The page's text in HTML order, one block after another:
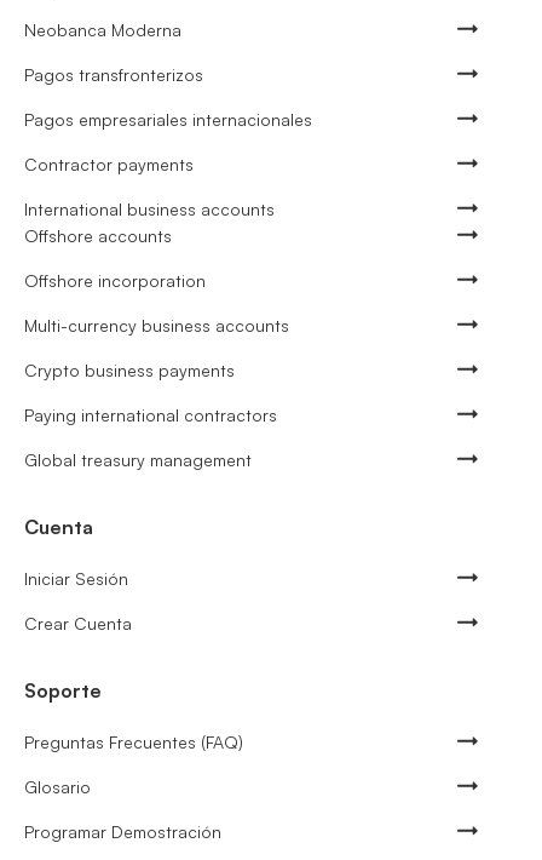
Neobanca Moderna
Pagos transfronterizos
Pagos empresariales internacionales
Contractor payments
International business accounts
Offshore accounts
Offshore incorporation
Multi-currency business accounts
Crypto business payments
Paying international contractors
Global treasury management
Cuenta
Iniciar Sesión
Crear Cuenta
Soporte
Preguntas Frecuentes (FAQ)
Glosario
Programar Demostración